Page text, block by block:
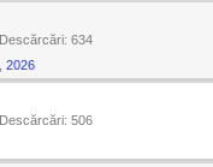
Descărcări: 634
2026
Descărcări: 506